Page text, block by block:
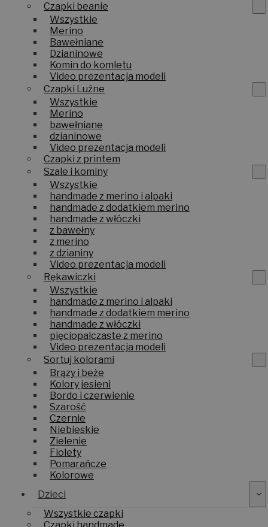
Czapki beanie
Wszystkie
Merino
Bawełniane
Dzianinowe
Komin do komletu
Video prezentacja modeli
Czapki Luźne
Wszystkie
Merino
bawełniane
dzianinowe
Video prezentacja modeli
Czapki z printem
Szale i kominy
Wszystkie
handmade z merino i alpaki
handmade z dodatkiem merino
handmade z włóczki
z bawełny
z merino
z dzianiny
Video prezentacja modeli
Rękawiczki
Wszystkie
handmade z merino i alpaki
handmade z dodatkiem merino
handmade z włóczki
pięciopalczaste z merino
Video prezentacja modeli
Sortuj kolorami
Brązy i beże
Kolory jesieni
Bordo i czerwienie
Szarość
Czernie
Niebieskie
Zielenie
Fiolety
Pomarańcze
Kolorowe
Dzieci
Wszystkie czapki